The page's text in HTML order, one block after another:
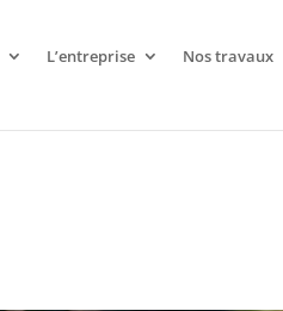
L’entreprise Nos travaux